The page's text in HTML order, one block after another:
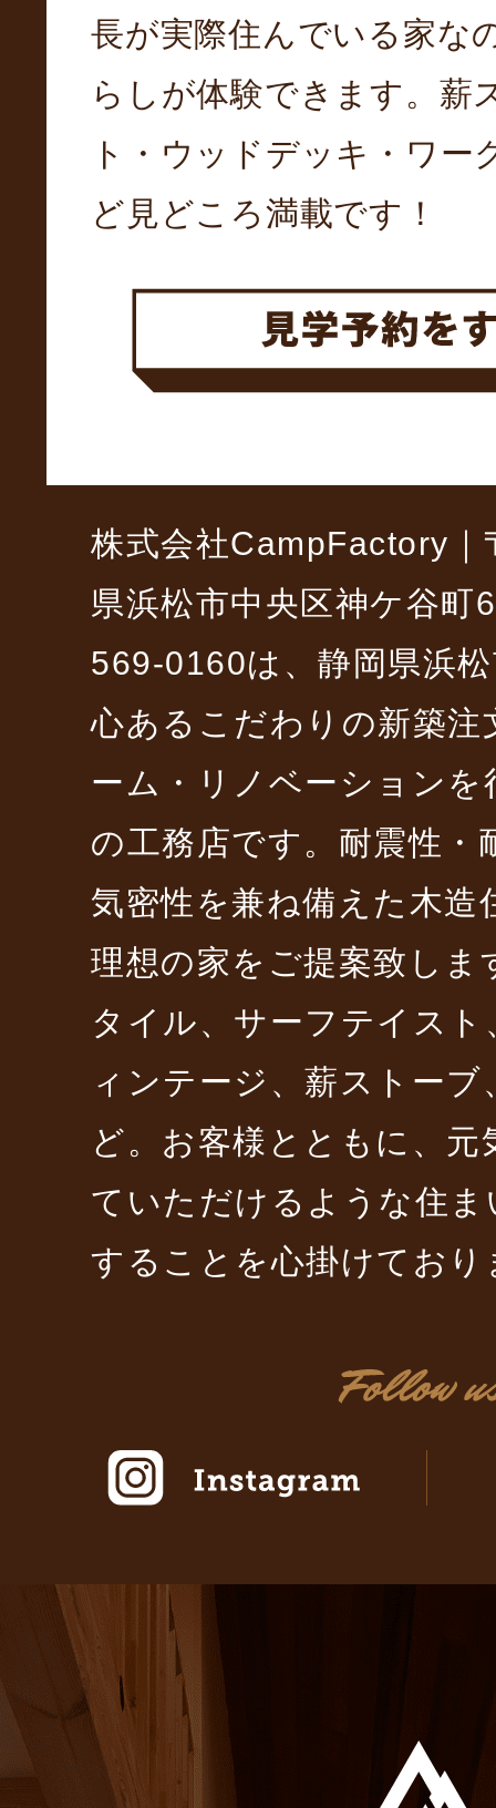
長が実際住んでいる家な
らしが体験できます。薪
ト・ウッドデッキ・ワー
ど見どころ満載です！
株式会社CampFactory
県浜松市中央区神ケ谷
569-0160は、静岡県浜
心あるこだわりの新築注
ーム・リノベーションを
の工務店です。耐震性・
気密性を兼ね備えた木造
理想の家をご提案致しま
タイル、サーフテイス
ィンテージ、薪ストー
ど。お客様とともに、元
ていただけるような住
することを心掛けており